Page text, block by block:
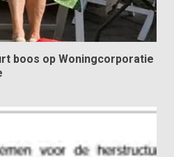
boos op Woningcorporatie